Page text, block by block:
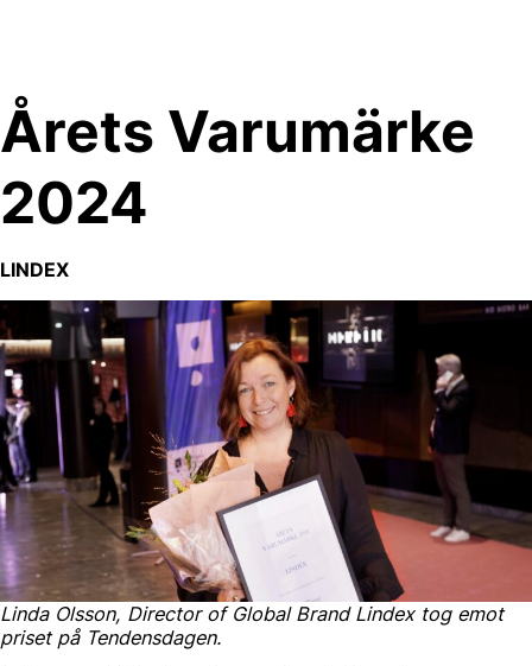
Årets Varumärke
2024
LINDEX
Linda Olsson, Director of Global Brand Lindex tog emot
priset på Tendensdagen.